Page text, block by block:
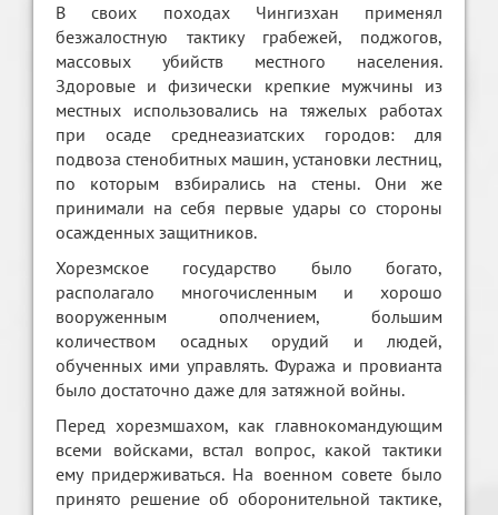
В своих походах Чингизхан применял
безжалостную тактику грабежей, поджогов,
массовых убийств местного населения.
Здоровые и физически крепкие мужчины из
местных использовались на тяжелых работах
при осаде среднеазиатских городов: для
подвоза стенобитных машин, установки лестниц,
по которым взбирались на стены. Они же
принимали на себя первые удары со стороны
осажденных защитников.
Хорезмское государство было богато,
располагало многочисленным и хорошо
вооруженным ополчением, большим
количеством осадных орудий и людей,
обученных ими управлять. Фуража и провианта
было достаточно даже для затяжной войны.
Перед хорезмшахом, как главнокомандующим
всеми войсками, встал вопрос, какой тактики
ему придерживаться. На военном совете было
принято решение об оборонительной тактике,